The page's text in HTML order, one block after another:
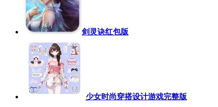
剑灵诀红包版
少女时尚穿搭设计游戏完整版